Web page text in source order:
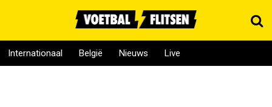
Internationaal België Nieuws Live